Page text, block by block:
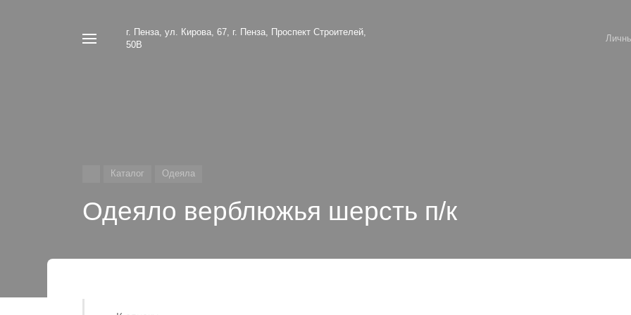
г. Пенза, ул. Кирова, 67, г. Пенза, Проспект Строителей,
50В
Каталог Одеяла
Одеяло верблюжья шерсть п/к